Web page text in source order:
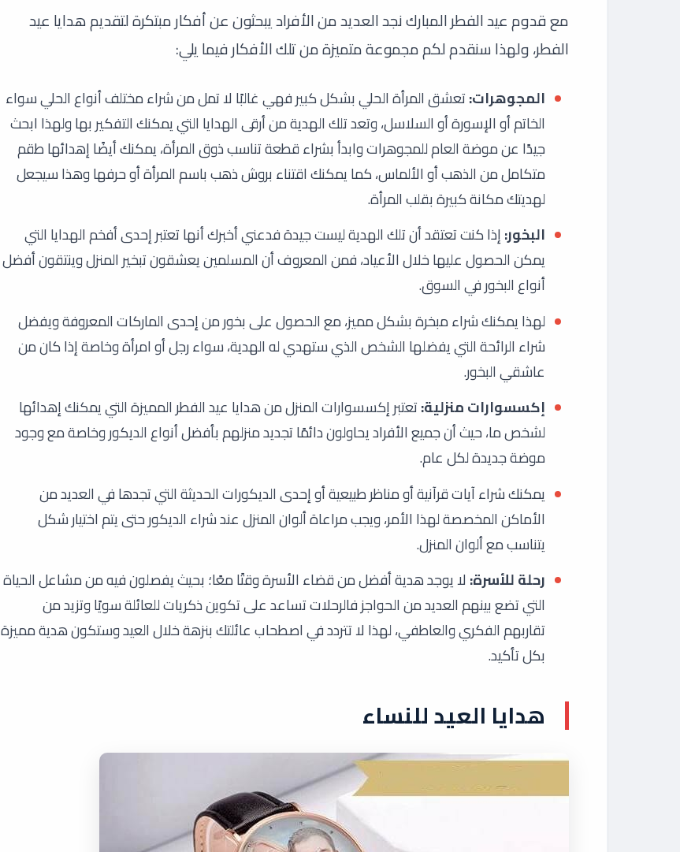
مع قدوم عيد الفطر المبارك نجد العديد من الأفراد يبحثون عن أفكار مبتكرة لتقديم هدايا عيد
الفطر، ولهذا سنقدم لكم مجموعة متميزة من تلك الأفكار فيما يلي:
المجوهرات:تعشق المرأة الحلي بشكل كبير فهي غالبًا لا تمل من شراء مختلف أنواع الحلي سواء
الخاتم أو الإسورة أو السلاسل، وتعد تلك الهدية من أرقى الهدايا التي يمكنك التفكير بها ولهذا ابحث
جيدًا عن موضة العام للمجوهرات وابدأ بشراء قطعة تناسب ذوق المرأة، يمكنك أيضًا إهدائها طقم
متكامل من الذهب أو الألماس، كما يمكنك اقتناء بروش ذهب باسم المرأة أو حرفها وهذا سيجعل
لهديتك مكانة كبيرة بقلب المرأة.
البخور:إذا كنت تعتقد أن تلك الهدية ليست جيدة فدعني أخبرك أنها تعتبر إحدى أفخم الهدايا التي
يمكن الحصول عليها خلال الأعياد، فمن المعروف أن المسلمين يعشقون تبخير المنزل وينتقون أفضل
أنواع البخور في السوق.
لهذا يمكنك شراء مبخرة بشكل مميز، مع الحصول على بخور من إحدى الماركات المعروفة ويفضل
شراء الرائحة التي يفضلها الشخص الذي ستهدي له الهدية، سواء رجل أو امرأة وخاصة إذا كان من
عاشقي البخور.
إكسسوارات منزلية:تعتبر إكسسوارات المنزل من هدايا عيد الفطر المميزة التي يمكنك إهدائها
لشخص ما، حيث أن جميع الأفراد يحاولون دائمًا تجديد منزلهم بأفضل أنواع الديكور وخاصة مع وجود
موضة جديدة لكل عام.
يمكنك شراء آيات قرآنية أو مناظر طبيعية أو إحدى الديكورات الحديثة التي تجدها في العديد من
الأماكن المخصصة لهذا الأمر، ويجب مراعاة ألوان المنزل عند شراء الديكور حتى يتم اختيار شكل
يتناسب مع ألوان المنزل.
رحلة للأسرة: لا يوجد هدية أفضل من قضاء الأسرة وقتًا معًا؛ بحيث يفصلون فيه من مشاعل الحياة
التي تضع بينهم العديد من الحواجز فالرحلات تساعد على تكوين ذكريات للعائلة سويًا وتزيد من
تقاربهم الفكري والعاطفي، لهذا لا تتردد في اصطحاب عائلتك بنزهة خلال العيد وستكون هدية مميزة
بكل تأكيد.
هدايا العيد للنساء